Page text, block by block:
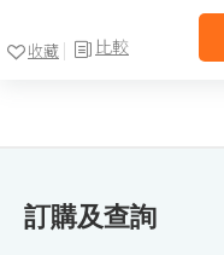
比較
收藏
訂購及查詢